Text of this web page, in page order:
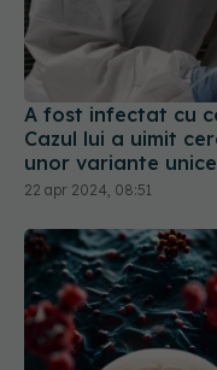
A fost infectat cu
Cazul lui a uimit
unor variante
22 apr 2024, 08:51